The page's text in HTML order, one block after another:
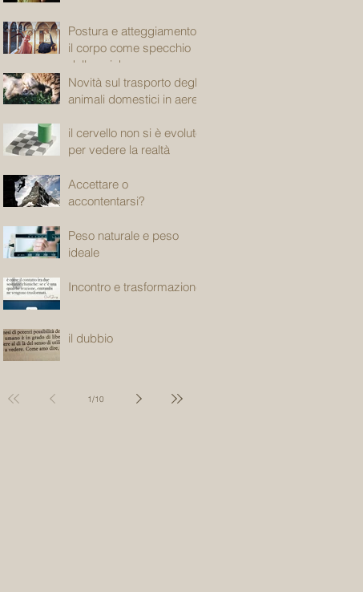
Postura e atteggiamento:
il corpo come specchio
della psiche
Novità sul trasporto degli
animali domestici in aereo
il cervello non si è evoluto
per vedere la realtà
Accettare o
accontentarsi?
Peso naturale e peso
ideale
Incontro e trasformazione
il dubbio
1/10